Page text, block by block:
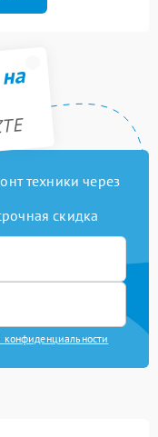
техники через
скидка
конфиденциальности